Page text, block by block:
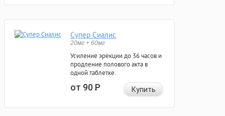
Супер Сиалис
20мг + 60мг
Усиление эрекции до 36 часов и
продление полового акта в
одной таблетке.
от 90Р Купить